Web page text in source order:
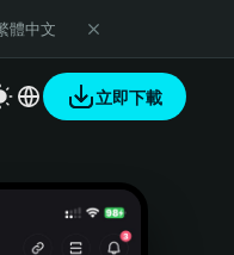
體中文
立即下載